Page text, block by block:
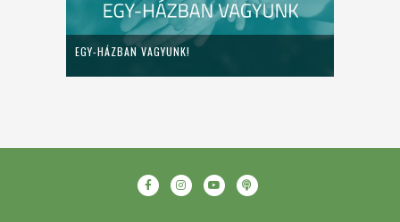
EGY-HÁZBAN VAGYUNK!